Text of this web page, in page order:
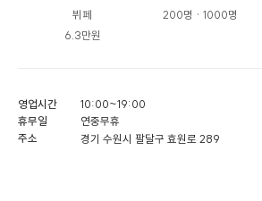
뷔페
6.3만원
200명 · 1000명
영업시간
10:00~19:00
휴무일
연중무휴
주소
경기 수원시 팔달구 효원로 289